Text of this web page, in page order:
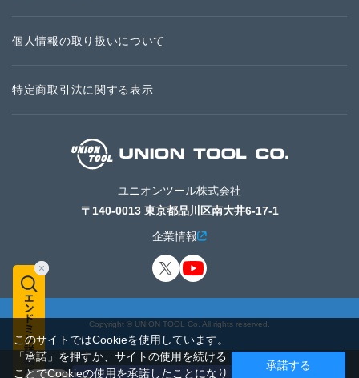
個人情報の取り扱いについて
特定商取引法に関する表示
ユニオンツール株式会社
〒140-0013 東京都品川区南大井6-17-1
企業情報
Copyright © UNION TOOL Co. All rights reserved.
このサイトではCookieを使用しています。
「承諾」を押すか、サイトの使用を続ける
ことでCookieの使用を承諾したことになり
承諾する